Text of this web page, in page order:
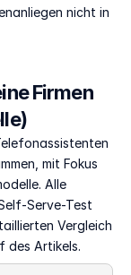
nicht in
Firmen
mit Fokus
Alle
Serve-Test
Vergleich
des Artikels.